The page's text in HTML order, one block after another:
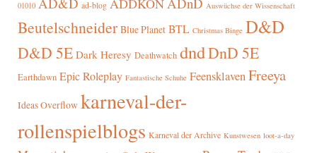
01010 ad-blog ADDKON Auswüchse der Wissenschaft
Beutelschneider Blue Planet BTL Christmas Binge D&D
D&D 5E Dark Heresy Deathwatch dndDnD 5E
Earthdawn Epic Roleplay Fantastische Schuhe FeensklavenFreeya
Ideas Overflow karneval-der-
rollenspielblogs Karneval der Archive Kunstwesen loot-a-day